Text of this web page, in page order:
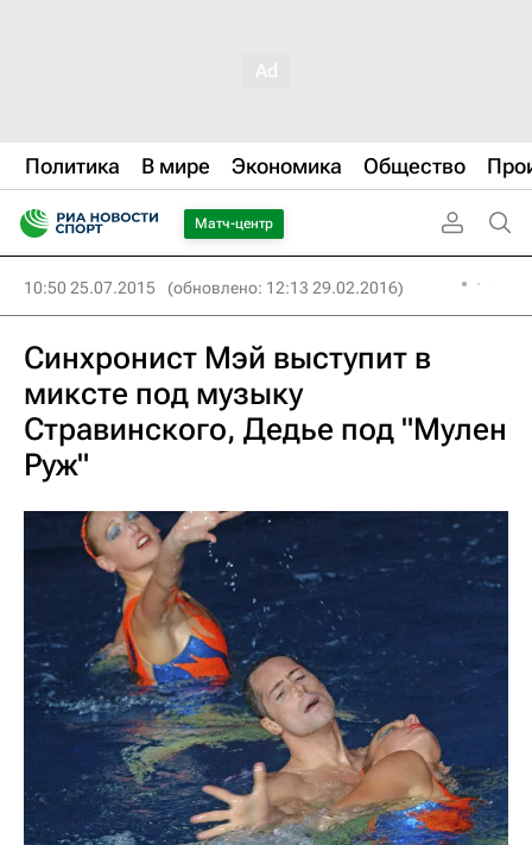
Политика В мире Экономика Общество
Матч-центр
10:50 25.07.2015 (обновлено: 12:13 29.02.2016)
Синхронист Мэй выступит в
миксте под музыку
Стравинского, Дедье под "Мулен
Руж"